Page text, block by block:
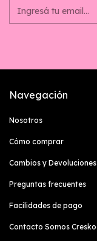
Navegación
Nosotros
Cómo comprar
Cambios y Devoluciones
Preguntas frecuentes
Facilidades de pago
Contacto Somos Cresko